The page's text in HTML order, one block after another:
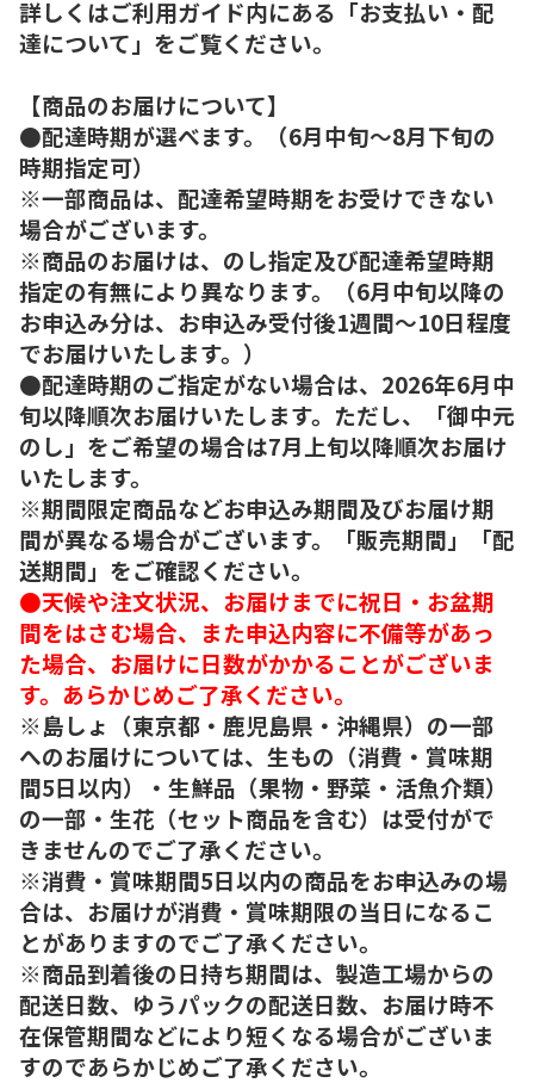
詳しくはご利用ガイド内にある「お支払い・配
達について」をご覧ください。
【商品のお届けについて】
●配達時期が選べます。（6月中旬～8月下旬の
時期指定可）
※一部商品は、配達希望時期をお受けできない
場合がございます。
※商品のお届けは、のし指定及び配達希望時期
指定の有無により異なります。（6月中旬以降の
お申込み分は、お申込み受付後1週間～10日程度
でお届けいたします。）
●配達時期のご指定がない場合は、2026年6月中
旬以降順次お届けいたします。ただし、「御中元
のし」をご希望の場合は7月上旬以降順次お届け
いたします。
※期間限定商品などお申込み期間及びお届け期
間が異なる場合がございます。「販売期間」「配
送期間」をご確認ください。
●天候や注文状況、お届けまでに祝日・お盆期
間をはさむ場合、また申込内容に不備等があっ
た場合、お届けに日数がかかることがございま
す。あらかじめご了承ください。
※島しょ（東京都・鹿児島県・沖縄県）の一部
へのお届けについては、生もの（消費・賞味期
間5日以内）・生鮮品（果物・野菜・活魚介類）
の一部・生花（セット商品を含む）は受付がで
きませんのでご了承ください。
※消費・賞味期間5日以内の商品をお申込みの場
合は、お届けが消費・賞味期限の当日になるこ
とがありますのでご了承ください。
※商品到着後の日持ち期間は、製造工場からの
配送日数、ゆうパックの配送日数、お届け時不
在保管期間などにより短くなる場合がございま
すのであらかじめご了承ください。